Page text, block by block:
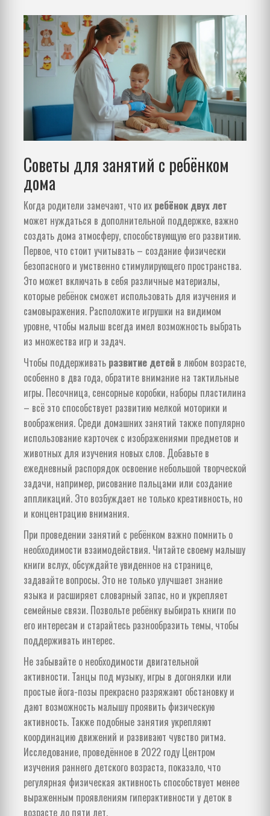
Советы для занятий с ребёнком
дома
Когда родители замечают, что их ребёнок двух лет
может нуждаться в дополнительной поддержке, важно
создать дома атмосферу, способствующую его развитию.
Первое, что стоит учитывать – создание физически
безопасного и умственно стимулирующего пространства.
Это может включать в себя различные материалы,
которые ребёнок сможет использовать для изучения и
самовыражения. Расположите игрушки на видимом
уровне, чтобы малыш всегда имел возможность выбрать
из множества игр и задач.
Чтобы поддерживать развитие детей в любом возрасте,
особенно в два года, обратите внимание на тактильные
игры. Песочница, сенсорные коробки, наборы пластилина
– всё это способствует развитию мелкой моторики и
воображения. Среди домашних занятий также популярно
использование карточек с изображениями предметов и
животных для изучения новых слов. Добавьте в
ежедневный распорядок освоение небольшой творческой
задачи, например, рисование пальцами или создание
аппликаций. Это возбуждает не только креативность, но
и концентрацию внимания.
При проведении занятий с ребёнком важно помнить о
необходимости взаимодействия. Читайте своему малышу
книги вслух, обсуждайте увиденное на странице,
задавайте вопросы. Это не только улучшает знание
языка и расширяет словарный запас, но и укрепляет
семейные связи. Позвольте ребёнку выбирать книги по
его интересам и старайтесь разнообразить темы, чтобы
поддерживать интерес.
Не забывайте о необходимости двигательной
активности. Танцы под музыку, игры в догонялки или
простые йога-позы прекрасно разряжают обстановку и
дают возможность малышу проявить физическую
активность. Также подобные занятия укрепляют
координацию движений и развивают чувство ритма.
Исследование, проведённое в 2022 году Центром
изучения раннего детского возраста, показало, что
регулярная физическая активность способствует менее
выраженным проявлениям гиперактивности у деток в
возрасте до пяти лет.